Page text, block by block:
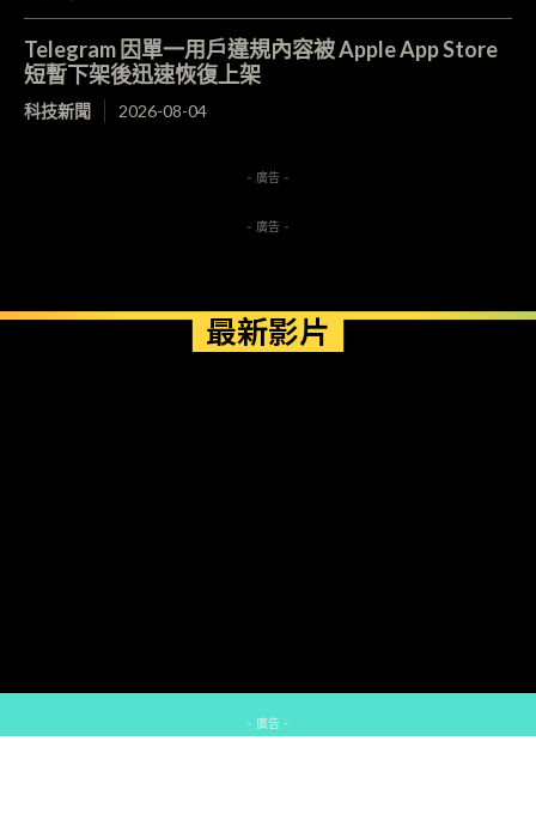
Telegram 因單一用戶違規內容被 Apple App Store
短暫下架後迅速恢復上架
科技新聞 2026-08-04
- 廣告 -
- 廣告 -
最新影片
- 廣告 -